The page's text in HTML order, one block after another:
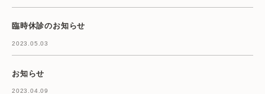
臨時休診のお知らせ
2023.05.03
お知らせ
2023.04.09